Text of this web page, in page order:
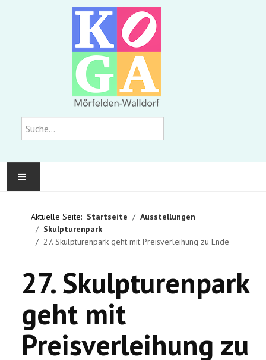
Suchen
AUSSTELLUNGEN
Aktuelle Seite: Startseite
Ausstellungen
Skulpturenpark
27. Skulpturenpark geht mit Preisverleihung zu Ende
27. Skulpturenpark
geht mit
Preisverleihung zu